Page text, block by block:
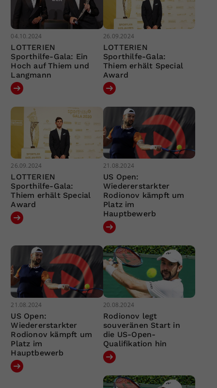
04.10.2024
LOTTERIEN
Sporthilfe-Gala: Ein
Hoch auf Thiem und
Langmann
26.09.2024
LOTTERIEN
Sporthilfe-Gala:
Thiem erhält Special
Award
26.09.2024
LOTTERIEN
Sporthilfe-Gala:
Thiem erhält Special
Award
21.08.2024
US Open:
Wiedererstarkter
Rodionov kämpft um
Platz im
Hauptbewerb
21.08.2024
US Open:
Wiedererstarkter
Rodionov kämpft um
Platz im
Hauptbewerb
20.08.2024
Rodionov legt
souveränen Start in
die US-Open-
Qualifikation hin